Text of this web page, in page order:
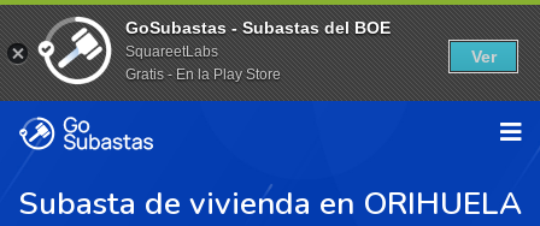
Subasta de vivienda en ORIHUELA
GoSubastas - Subastas del BOE
SquareetLabs
Gratis - En la Play Store
Ver